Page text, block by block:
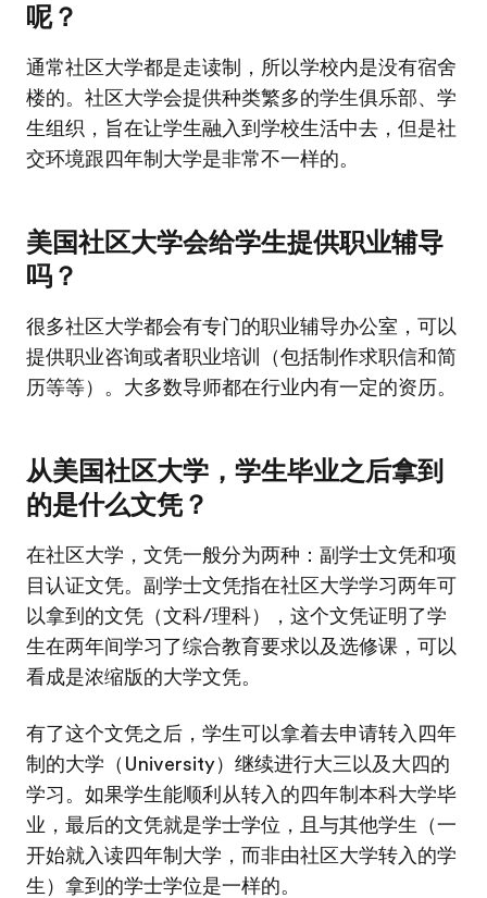
呢？
通常社区大学都是走读制，所以学校内是没有宿舍
楼的。社区大学会提供种类繁多的学生俱乐部、学
生组织，旨在让学生融入到学校生活中去，但是社
交环境跟四年制大学是非常不一样的。
美国社区大学会给学生提供职业辅导
吗？
很多社区大学都会有专门的职业辅导办公室，可以
提供职业咨询或者职业培训（包括制作求职信和简
历等等）。大多数导师都在行业内有一定的资历。
从美国社区大学，学生毕业之后拿到
的是什么文凭？
在社区大学，文凭一般分为两种：副学士文凭和项
目认证文凭。副学士文凭指在社区大学学习两年可
以拿到的文凭（文科/理科），这个文凭证明了学
生在两年间学习了综合教育要求以及选修课，可以
看成是浓缩版的大学文凭。
有了这个文凭之后，学生可以拿着去申请转入四年
制的大学（University）继续进行大三以及大四的
学习。如果学生能顺利从转入的四年制本科大学毕
业，最后的文凭就是学士学位，且与其他学生（一
开始就入读四年制大学，而非由社区大学转入的学
生）拿到的学士学位是一样的。